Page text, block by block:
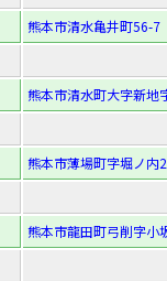
熊本市清水亀井町56-7
熊本市清水町大字新地
熊本市薄場町字堀ノ内
熊本市龍田町弓削字小